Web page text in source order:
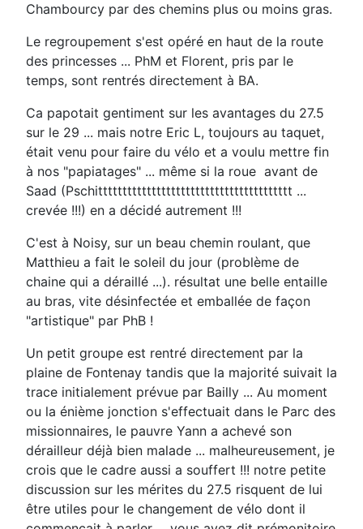
Chambourcy par des chemins plus ou moins gras.
Le regroupement s'est opéré en haut de la route
des princesses ... PhM et Florent, pris par le
temps, sont rentrés directement à BA.
Ca papotait gentiment sur les avantages du 27.5
sur le 29 ... mais notre Eric L, toujours au taquet,
était venu pour faire du vélo et a voulu mettre fin
à nos "papiatages" ... même si la roue avant de
Saad (Pschitttttttttttttttttttttttttttttttttttttttt ...
crevée !!!) en a décidé autrement !!!
C'est à Noisy, sur un beau chemin roulant, que
Matthieu a fait le soleil du jour (problème de
chaine qui a déraillé ...). résultat une belle entaille
au bras, vite désinfectée et emballée de façon
"artistique" par PhB !
Un petit groupe est rentré directement par la
plaine de Fontenay tandis que la majorité suivait la
trace initialement prévue par Bailly ... Au moment
ou la énième jonction s'effectuait dans le Parc des
missionnaires, le pauvre Yann a achevé son
dérailleur déjà bien malade ... malheureusement, je
crois que le cadre aussi a souffert !!! notre petite
discussion sur les mérites du 27.5 risquent de lui
être utiles pour le changement de vélo dont il